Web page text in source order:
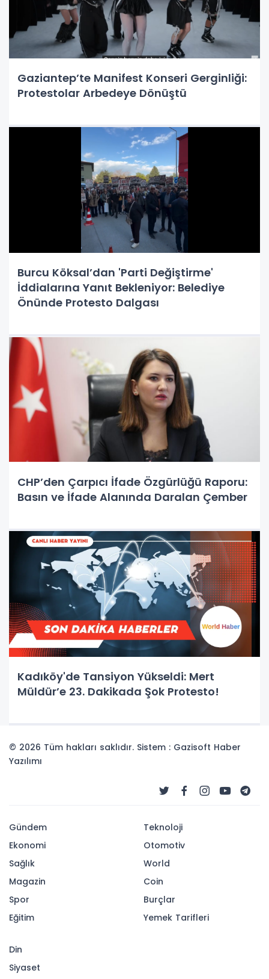
Gaziantep’te Manifest Konseri Gerginliği:
Protestolar Arbedeye Dönüştü
Burcu Köksal’dan 'Parti Değiştirme'
İddialarına Yanıt Bekleniyor: Belediye
Önünde Protesto Dalgası
CHP’den Çarpıcı İfade Özgürlüğü Raporu:
Basın ve İfade Alanında Daralan Çember
Kadıköy'de Tansiyon Yükseldi: Mert
Müldür’e 23. Dakikada Şok Protesto!
© 2026 Tüm hakları saklıdır. Sistem : Gazisoft Haber
Yazılımı
Gündem
Ekonomi
Sağlık
Magazin
Spor
Eğitim
Teknoloji
Otomotiv
World
Coin
Burçlar
Yemek Tarifleri
Din
Siyaset